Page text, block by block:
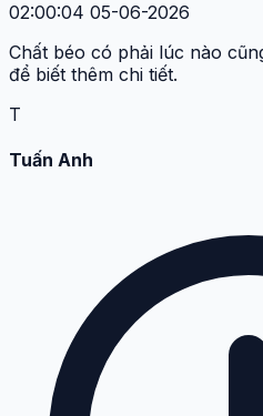
02:00:04 05-06-2026
Chất béo có phải lúc nào
để biết thêm chi tiết.
T
Tuấn Anh